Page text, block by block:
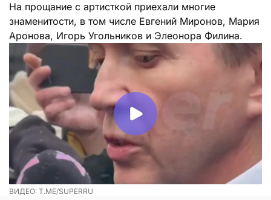
На прощание с артисткой приехали многие
знаменитости, в том числе Евгений Миронов, Мария
Аронова, Игорь Угольников и Элеонора Филина.
ВИДЕО: T.ME/SUPERRU